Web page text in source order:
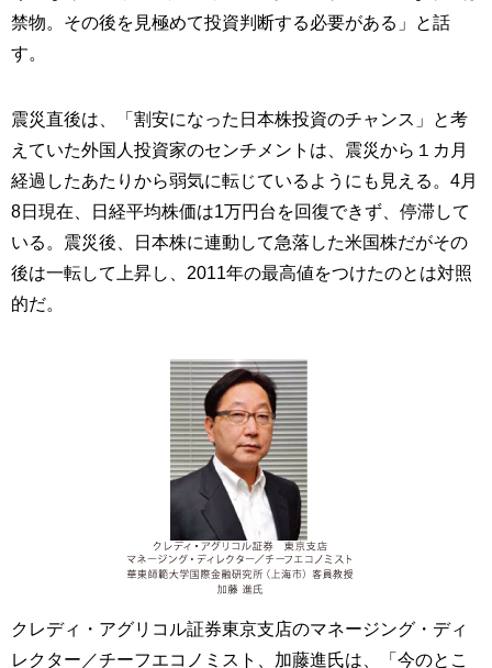
禁物。その後を見極めて投資判断する必要がある」と話
す。
震災直後は、「割安になった日本株投資のチャンス」と考
えていた外国人投資家のセンチメントは、震災から１カ月
経過したあたりから弱気に転じているようにも見える。4月
8日現在、日経平均株価は1万円台を回復できず、停滞して
いる。震災後、日本株に連動して急落した米国株だがその
後は一転して上昇し、2011年の最高値をつけたのとは対照
的だ。
クレディ・アグリコル証券東京支店のマネージング・ディ
レクター／チーフエコノミスト、加藤進氏は、「今のとこ